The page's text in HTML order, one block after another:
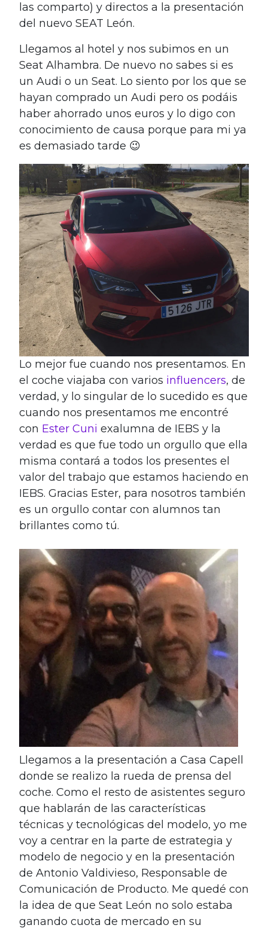
las comparto) y directos a la presentación
del nuevo SEAT León.
Llegamos al hotel y nos subimos en un
Seat Alhambra. De nuevo no sabes si es
un Audi o un Seat. Lo siento por los que se
hayan comprado un Audi pero os podáis
haber ahorrado unos euros y lo digo con
conocimiento de causa porque para mi ya
es demasiado tarde 😉
Lo mejor fue cuando nos presentamos. En
el coche viajaba con varios influencers, de
verdad, y lo singular de lo sucedido es que
cuando nos presentamos me encontré
con Ester Cuni exalumna de IEBS y la
verdad es que fue todo un orgullo que ella
misma contará a todos los presentes el
valor del trabajo que estamos haciendo en
IEBS. Gracias Ester, para nosotros también
es un orgullo contar con alumnos tan
brillantes como tú.
Llegamos a la presentación a Casa Capell
donde se realizo la rueda de prensa del
coche. Como el resto de asistentes seguro
que hablarán de las características
técnicas y tecnológicas del modelo, yo me
voy a centrar en la parte de estrategia y
modelo de negocio y en la presentación
de Antonio Valdivieso, Responsable de
Comunicación de Producto. Me quedé con
la idea de que Seat León no solo estaba
ganando cuota de mercado en su